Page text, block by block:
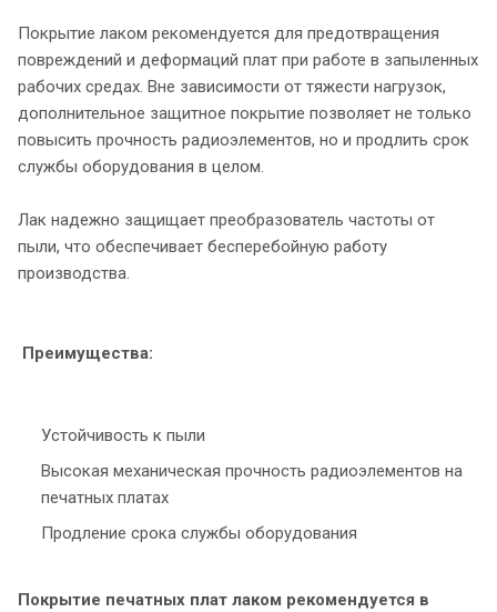
Покрытие лаком рекомендуется для предотвращения
повреждений и деформаций плат при работе в запыленных
рабочих средах. Вне зависимости от тяжести нагрузок,
дополнительное защитное покрытие позволяет не только
повысить прочность радиоэлементов, но и продлить срок
службы оборудования в целом.
Лак надежно защищает преобразователь частоты от
пыли, что обеспечивает бесперебойную работу
производства.
Преимущества:
Устойчивость к пыли
Высокая механическая прочность радиоэлементов на
печатных платах
Продление срока службы оборудования
Покрытие печатных плат лаком рекомендуется в